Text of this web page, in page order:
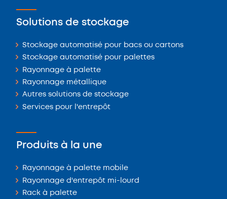
Solutions de stockage
Stockage automatisé pour bacs ou cartons
Stockage automatisé pour palettes
Rayonnage à palette
Rayonnage métallique
Autres solutions de stockage
Services pour l'entrepôt
Produits à la une
Rayonnage à palette mobile
Rayonnage d'entrepôt mi-lourd
Rack à palette